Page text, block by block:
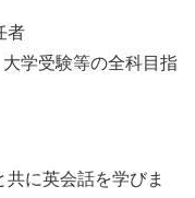
者
学受験等の全科目指
に英会話を学びま